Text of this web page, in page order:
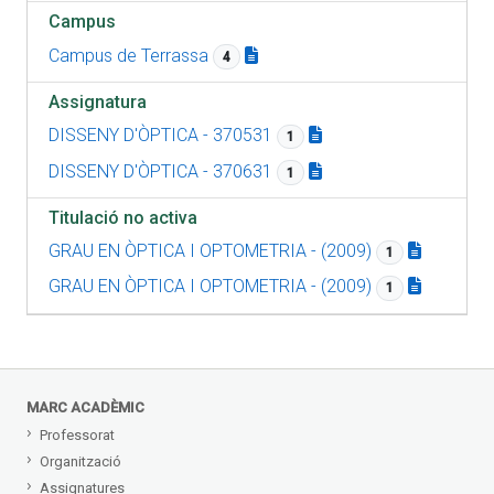
Campus
Campus de Terrassa
4
Assignatura
DISSENY D'ÒPTICA - 370531
1
DISSENY D'ÒPTICA - 370631 1
Titulació no activa
GRAU EN ÒPTICA I OPTOMETRIA - (2009)
1
GRAU EN ÒPTICA I OPTOMETRIA - (2009) 1
MARC ACADÈMIC
Professorat
Organització
Assignatures